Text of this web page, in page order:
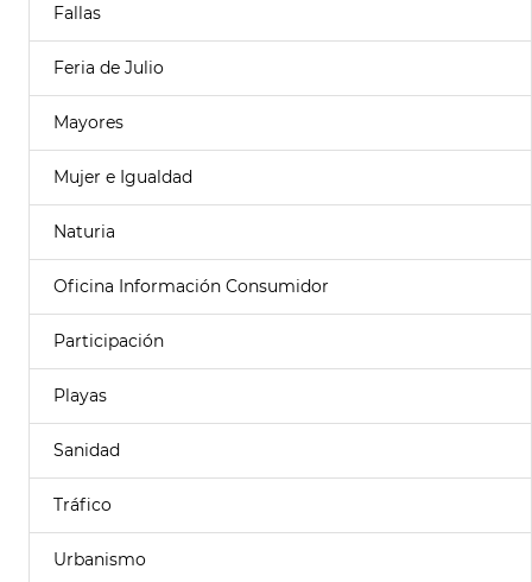
Fallas
Feria de Julio
Mayores
Mujer e Igualdad
Naturia
Oficina Información Consumidor
Participación
Playas
Sanidad
Tráfico
Urbanismo